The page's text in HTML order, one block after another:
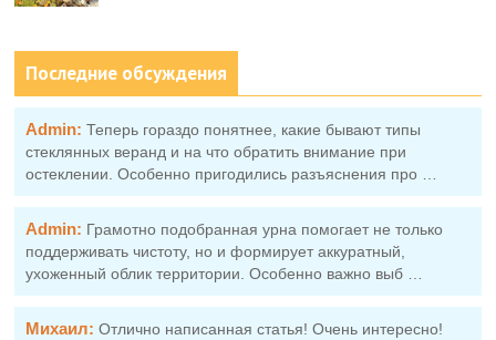
Последние обсуждения
Admin: Теперь гораздо понятнее, какие бывают типы
стеклянных веранд и на что обратить внимание при
остеклении. Особенно пригодились разъяснения про …
Admin: Грамотно подобранная урна помогает не только
поддерживать чистоту, но и формирует аккуратный,
ухоженный облик территории. Особенно важно выб …
Михаил: Отлично написанная статья! Очень интересно!